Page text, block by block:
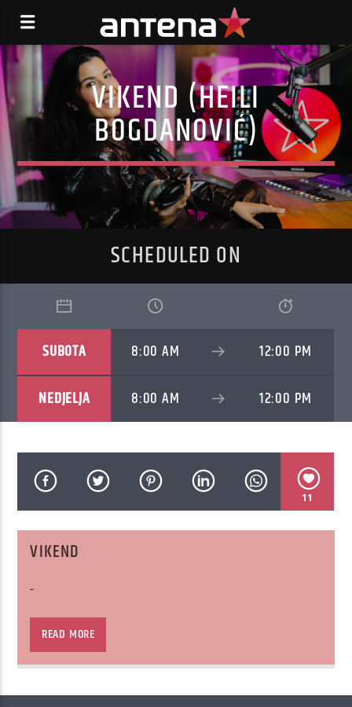
VIKEND (HEILI
BOGDANOVIĆ)
SCHEDULED ON
SUBOTA 8:00 AM 12:00 PM
NEDJELJA 8:00 AM 12:00 PM
11
VIKEND
-
READ MORE